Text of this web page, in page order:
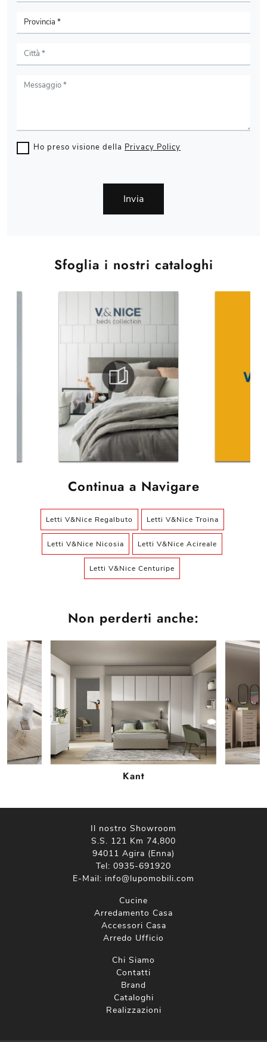
Sfoglia i nostri cataloghi
Continua a Navigare
Letti V&Nice Regalbuto Letti V&Nice Troina
Letti V&Nice Nicosia Letti V&Nice Acireale
Letti V&Nice Centuripe
Ho preso visione della Privacy Policy
Invia
Non perderti anche:
Kant
Il nostro Showroom
S.S. 121 Km 74,800
94011 Agira (Enna)
Tel: 0935-691920
E-Mail: info@lupomobili.com
Cucine
Arredamento Casa
Accessori Casa
Arredo Ufficio
Chi Siamo
Contatti
Brand
Cataloghi
Realizzazioni